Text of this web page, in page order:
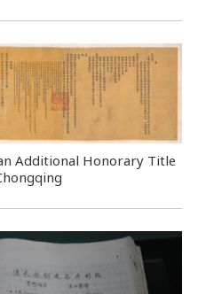
Additional Honorary Title